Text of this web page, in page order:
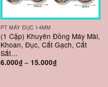
PT MÁY ĐỤC 14MM
(1 Cặp) Khuyên Đồng Máy Mài,
Khoan, Đục, Cắt Gạch, Cắt
Sắt…
6.000₫– 15.000₫